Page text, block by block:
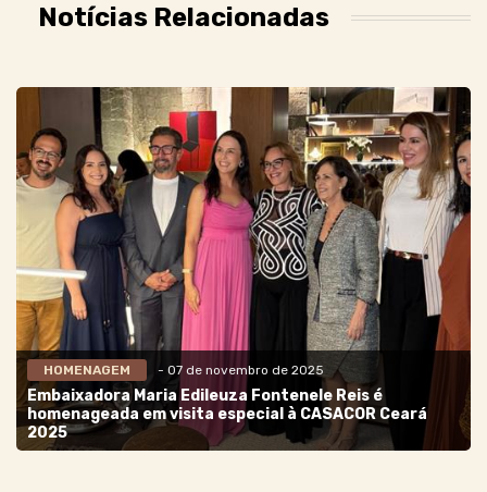
Notícias Relacionadas
HOMENAGEM - 07 de novembro de 2025
Embaixadora Maria Edileuza Fontenele Reis é
homenageada em visita especial à CASACOR Ceará
2025